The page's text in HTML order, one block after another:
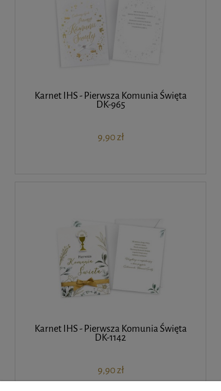
Karnet IHS - Pierwsza Komunia Święta
DK-965
9,90 zł
Karnet IHS - Pierwsza Komunia Święta
DK-1142
9,90 zł